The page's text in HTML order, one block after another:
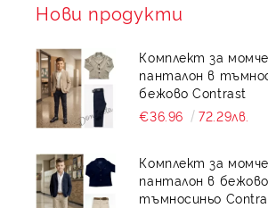
Нови продукти
Комплект за
панталон в
бежово Contrast
€36.96
72.29лв.
Комплект за
панталон в
тъмносиньо